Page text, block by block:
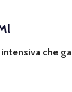
che